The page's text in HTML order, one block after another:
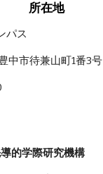
所在地
パス
中市待兼山町1番3号
的学際研究機構